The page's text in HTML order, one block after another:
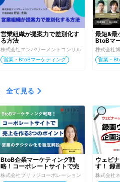
営業組織が提案力で差別化す
る方法
株式会社エンパワーメントコンサルティング
営業・BtoBマーケティング
最短&最
BtoBマ
株式会社
営業・
全て見る
BtoB企業マーケティング戦
略！コーポレートサイトで売
上をつくる3つのポイント
株式会社ブリッジコーポレーション
ウェビ
す！ 録
【実践
株式会社